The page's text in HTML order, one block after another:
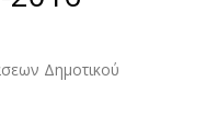
Δημοτικού